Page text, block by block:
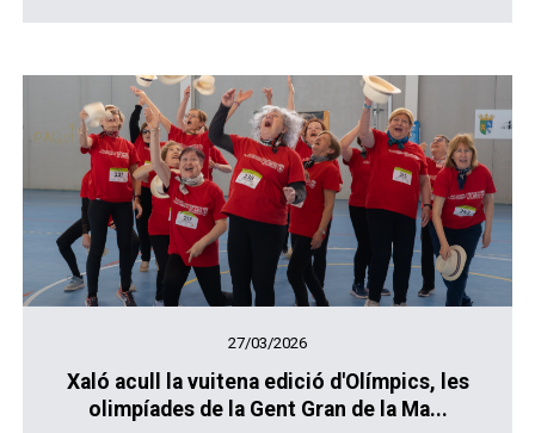
27/03/2026
Xaló acull la vuitena edició d'Olímpics, les
olimpíades de la Gent Gran de la Ma...